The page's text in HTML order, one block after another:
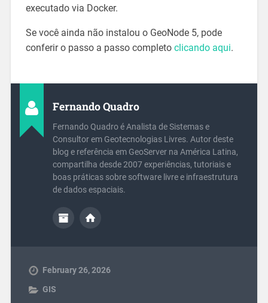
executado via Docker.
Se você ainda não instalou o GeoNode 5, pode
conferir o passo a passo completo clicando aqui.
Fernando Quadro
Fernando Quadro é Analista de Sistemas e
Consultor em Geotecnologias Livres. Autor deste
blog e referência em GeoServer na América Latina,
compartilha desde 2007 experiências, tutoriais e
boas práticas sobre software livre e infraestrutura
de dados espaciais.
February 26, 2026
GIS